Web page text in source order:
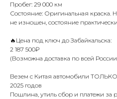
Пробег: 29 000 км
Состояние: Оригинальная краска.
не изношен, состояние
🔥Цена под ключ до Забайкальска:
2 187 500₽
(Возможна доставка по всей
Везем с Китая автомобили
2025 годов
Пошлина, утиль сбор и платежи за